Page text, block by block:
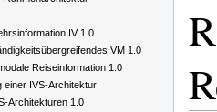
IV 1.0
VM 1.0
Reiseinformation 1.0
einer IVS-Architektur
Architekturen 1.0